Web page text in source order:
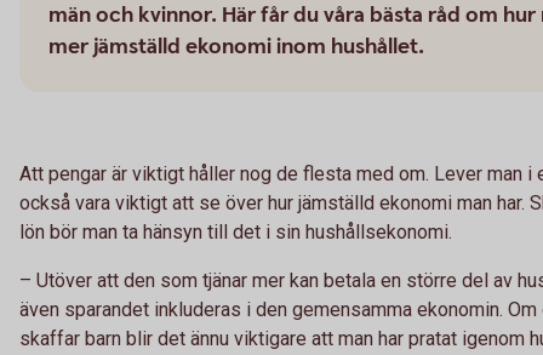
män och kvinnor. Här får du våra bästa råd om hur
mer jämställd ekonomi inom hushållet.
Att pengar är viktigt håller nog de flesta med om. Lever man i
också vara viktigt att se över hur jämställd ekonomi man har.
lön bör man ta hänsyn till det i sin hushållsekonomi.
– Utöver att den som tjänar mer kan betala en större del av
även sparandet inkluderas i den gemensamma ekonomin. Om
skaffar barn blir det ännu viktigare att man har pratat igenom